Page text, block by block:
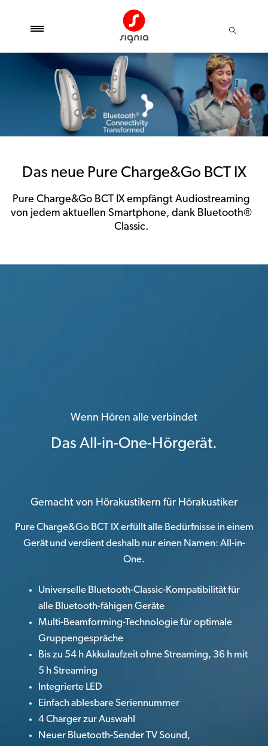
Das neue Pure Charge&Go BCT IX
Pure Charge&Go BCT IX empfängt Audiostreaming
von jedem aktuellen Smartphone, dank Bluetooth®
Classic.
Wenn Hören alle verbindet
Das All-in-One-Hörgerät.
Gemacht von Hörakustikern für Hörakustiker
Pure Charge&Go BCT IX erfüllt alle Bedürfnisse in einem
Gerät und verdient deshalb nur einen Namen: All-in-
One.
Universelle Bluetooth-Classic-Kompatibilität für
alle Bluetooth-fähigen Geräte
Multi-Beamforming-Technologie für optimale
Gruppengespräche
Bis zu 54 h Akkulaufzeit ohne Streaming, 36 h mit
5 h Streaming
Integrierte LED
Einfach ablesbare Seriennummer
4 Charger zur Auswahl
Neuer Bluetooth-Sender TV Sound,